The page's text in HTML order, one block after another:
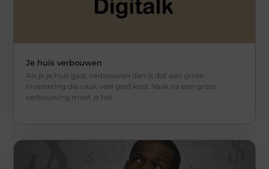
Je huis verbouwen
Als je je huis gaat verbouwen dan is dat een grote
investering die vaak veel geld kost. Vaak na een grote
verbouwing moet je het